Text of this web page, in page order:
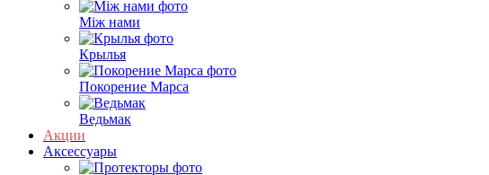
Між нами
Крылья
Покорение Марса
Ведьмак
Акции
Аксессуары